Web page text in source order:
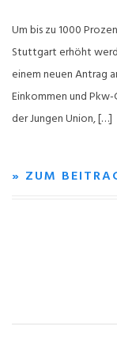
Um bis zu 1000
Stuttgart erhöht
einem neuen Antrag
Einkommen und
der Jungen Union, […]
» ZUM